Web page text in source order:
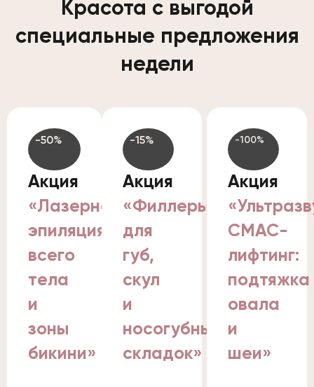
Красота с выгодой
специальные предложения
недели
-50%
Акция
«Лазерная
эпиляция
всего
тела
и
зоны
бикини»
-15%
Акция
«Филлеры
для
губ,
скул
и
носогубных
складок»
-100%
Акция
СМАС-
лифтинг:
подтяжка
овала
и
шеи»